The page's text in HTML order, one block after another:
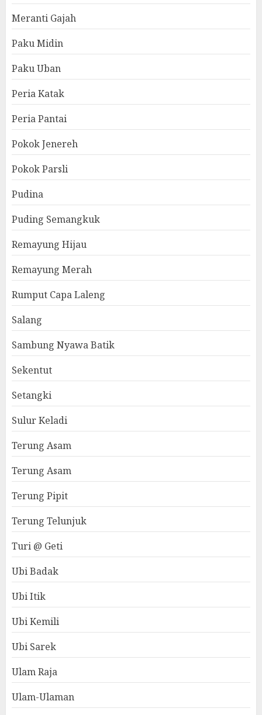
Meranti Gajah
Paku Midin
Paku Uban
Peria Katak
Peria Pantai
Pokok Jenereh
Pokok Parsli
Pudina
Puding Semangkuk
Remayung Hijau
Remayung Merah
Rumput Capa Laleng
Salang
Sambung Nyawa Batik
Sekentut
Setangki
Sulur Keladi
Terung Asam
Terung Asam
Terung Pipit
Terung Telunjuk
Turi @ Geti
Ubi Badak
Ubi Itik
Ubi Kemili
Ubi Sarek
Ulam Raja
Ulam-Ulaman